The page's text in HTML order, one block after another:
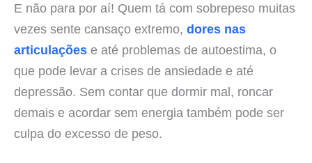
E não para por aí! Quem tá com sobrepeso muitas
vezes sente cansaço extremo, dores nas
articulações e até problemas de autoestima, o
que pode levar a crises de ansiedade e até
depressão. Sem contar que dormir mal, roncar
demais e acordar sem energia também pode ser
culpa do excesso de peso.